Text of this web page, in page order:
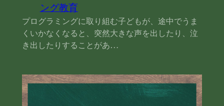
ング教育
プログラミングに取り組む子どもが、途中でうま
くいかなくなると、突然大きな声を出したり、泣
き出したりすることがあ…